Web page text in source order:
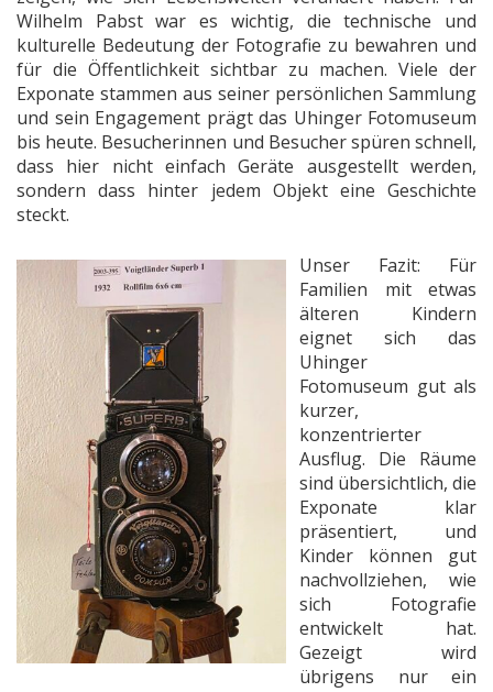
Wilhelm Pabst war es wichtig, die technische und
kulturelle Bedeutung der Fotografie zu bewahren und
für die Öffentlichkeit sichtbar zu machen. Viele der
Exponate stammen aus seiner persönlichen Sammlung
und sein Engagement prägt das Uhinger Fotomuseum
bis heute. Besucherinnen und Besucher spüren schnell,
dass hier nicht einfach Geräte ausgestellt werden,
sondern dass hinter jedem Objekt eine Geschichte
steckt.
Unser Fazit: Für
Familien mit etwas
älteren Kindern
eignet sich das
Uhinger
Fotomuseum gut als
kurzer,
konzentrierter
Ausflug. Die Räume
sind übersichtlich, die
Exponate klar
präsentiert, und
Kinder können gut
nachvollziehen, wie
sich Fotografie
entwickelt hat.
Gezeigt wird
übrigens nur ein